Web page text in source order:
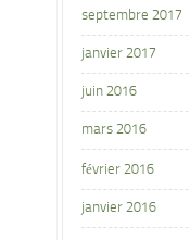
septembre 2017
janvier 2017
juin 2016
mars 2016
février 2016
janvier 2016